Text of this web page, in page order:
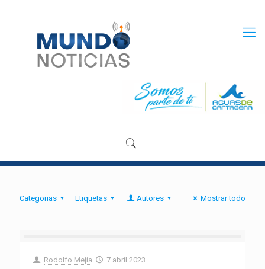
Categorias Etiquetas Autores Mostrar todo
Rodolfo Mejia 7 abril 2023